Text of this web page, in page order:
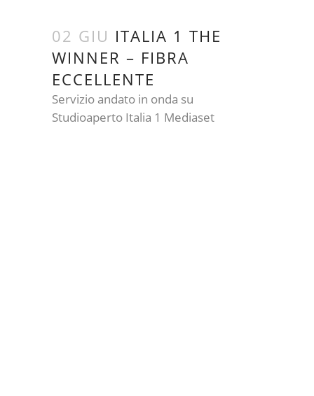
02 GIU ITALIA 1 THE
WINNER – FIBRA
ECCELLENTE
Servizio andato in onda su
Studioaperto Italia 1 Mediaset